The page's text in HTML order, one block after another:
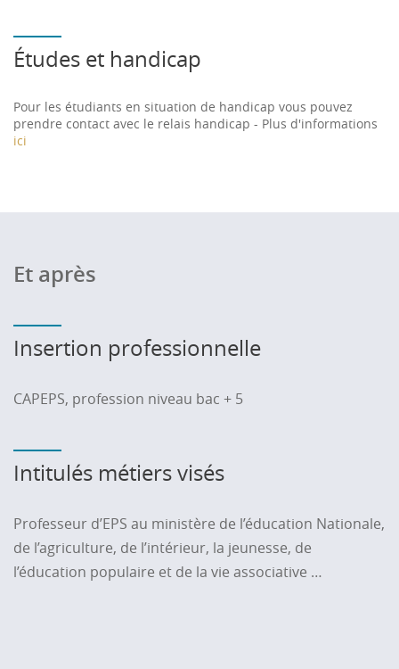
Études et handicap
Pour les étudiants en situation de handicap vous pouvez
prendre contact avec le relais handicap - Plus d'informations
ici
Et après
Insertion professionnelle
CAPEPS, profession niveau bac + 5
Intitulés métiers visés
Professeur d’EPS au ministère de l’éducation Nationale,
de l’agriculture, de l’intérieur, la jeunesse, de
l’éducation populaire et de la vie associative …